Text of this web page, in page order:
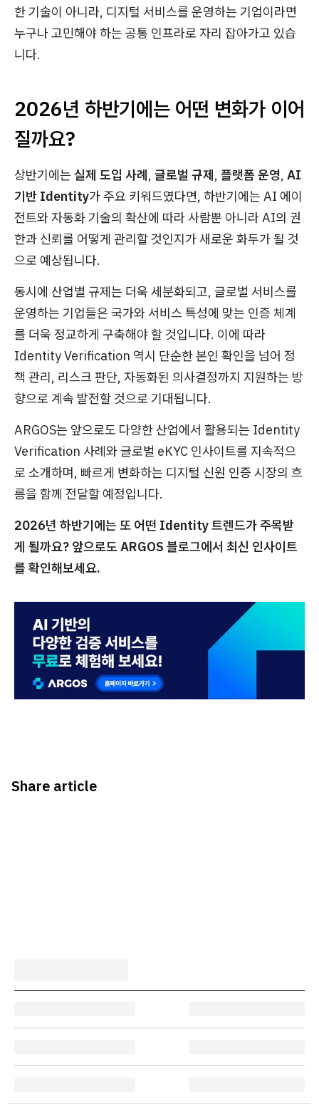
한 기술이 아니라, 디지털 서비스를 운영하는 기업이라면
누구나 고민해야 하는 공통 인프라로 자리 잡아가고 있습
니다.
2026년 하반기에는 어떤 변화가 이어
질까요?
상반기에는 실제 도입 사례, 글로벌 규제, 플랫폼 운영, AI
기반 Identity가 주요 키워드였다면, 하반기에는 AI 에이
전트와 자동화 기술의 확산에 따라 사람뿐 아니라 AI의 권
한과 신뢰를 어떻게 관리할 것인지가 새로운 화두가 될 것
으로 예상됩니다.
동시에 산업별 규제는 더욱 세분화되고, 글로벌 서비스를
운영하는 기업들은 국가와 서비스 특성에 맞는 인증 체계
를 더욱 정교하게 구축해야 할 것입니다. 이에 따라
Identity Verification 역시 단순한 본인 확인을 넘어 정
책 관리, 리스크 판단, 자동화된 의사결정까지 지원하는 방
향으로 계속 발전할 것으로 기대됩니다.
ARGOS는 앞으로도 다양한 산업에서 활용되는 Identity
Verification 사례와 글로벌 eKYC 인사이트를 지속적으
로 소개하며, 빠르게 변화하는 디지털 신원 인증 시장의 흐
름을 함께 전달할 예정입니다.
2026년 하반기에는 또 어떤 Identity 트렌드가 주목받
게 될까요? 앞으로도 ARGOS 블로그에서 최신 인사이트
를 확인해보세요.
Share article